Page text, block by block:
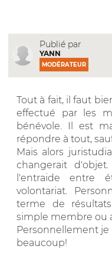
Publié par
YANN
MODÉRATEUR
Tout à fait, il faut
effectué par les
bénévole. Il est
répondre à tout,
Mais alors
changerait
l'entraide entre
volontariat.
terme de
simple membre ou
Personnellement
beaucoup!